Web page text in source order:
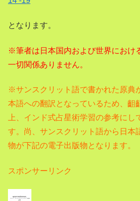
となります。
※筆者は日本国内および世界におけ
一切関係ありません。
※サンスクリット語で書かれた原典
本語への翻訳となっているため、齟
上、インド式占星術学習の参考に
す。尚、サンスクリット語から日本
物が下記の電子出版物となります。
スポンサーリンク